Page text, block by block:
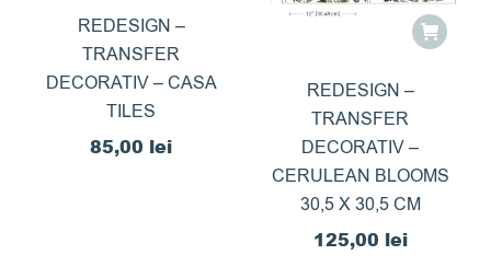
REDESIGN –
TRANSFER
DECORATIV – CASA
TILES
85,00 lei
REDESIGN –
TRANSFER
DECORATIV –
CERULEAN BLOOMS
30,5 X 30,5 CM
125,00 lei